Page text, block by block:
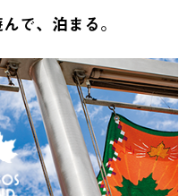
で、泊まる。